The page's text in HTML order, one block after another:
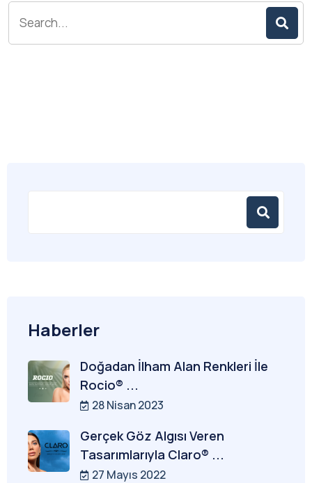
Haberler
Doğadan İlham Alan Renkleri İle
Rocio® ...
28 Nisan 2023
Gerçek Göz Algısı Veren
Tasarımlarıyla Claro® ...
27 Mayıs 2022